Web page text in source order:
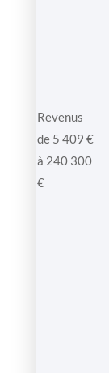
Revenus
de 5 409 €
à 240 300
€